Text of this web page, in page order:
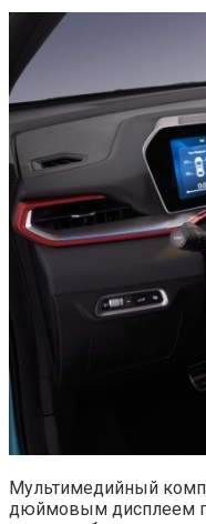
Мультимедийный
дюймовым дисплеем